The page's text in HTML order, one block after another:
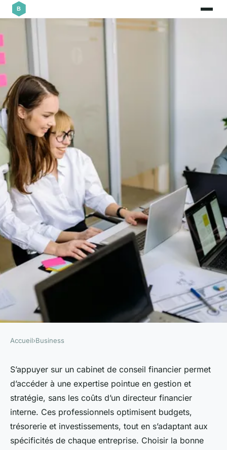
Établissez une stratégie
gagnante avec un cabinet de
conseil financier
Léana•15 octobre 2025•4 min de lecture
Accueil›Business
S’appuyer sur un cabinet de conseil financier permet
d’accéder à une expertise pointue en gestion et
stratégie, sans les coûts d’un directeur financier
interne. Ces professionnels optimisent budgets,
trésorerie et investissements, tout en s’adaptant aux
spécificités de chaque entreprise. Choisir la bonne